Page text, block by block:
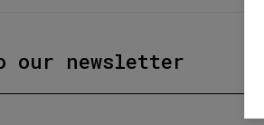
our newsletter